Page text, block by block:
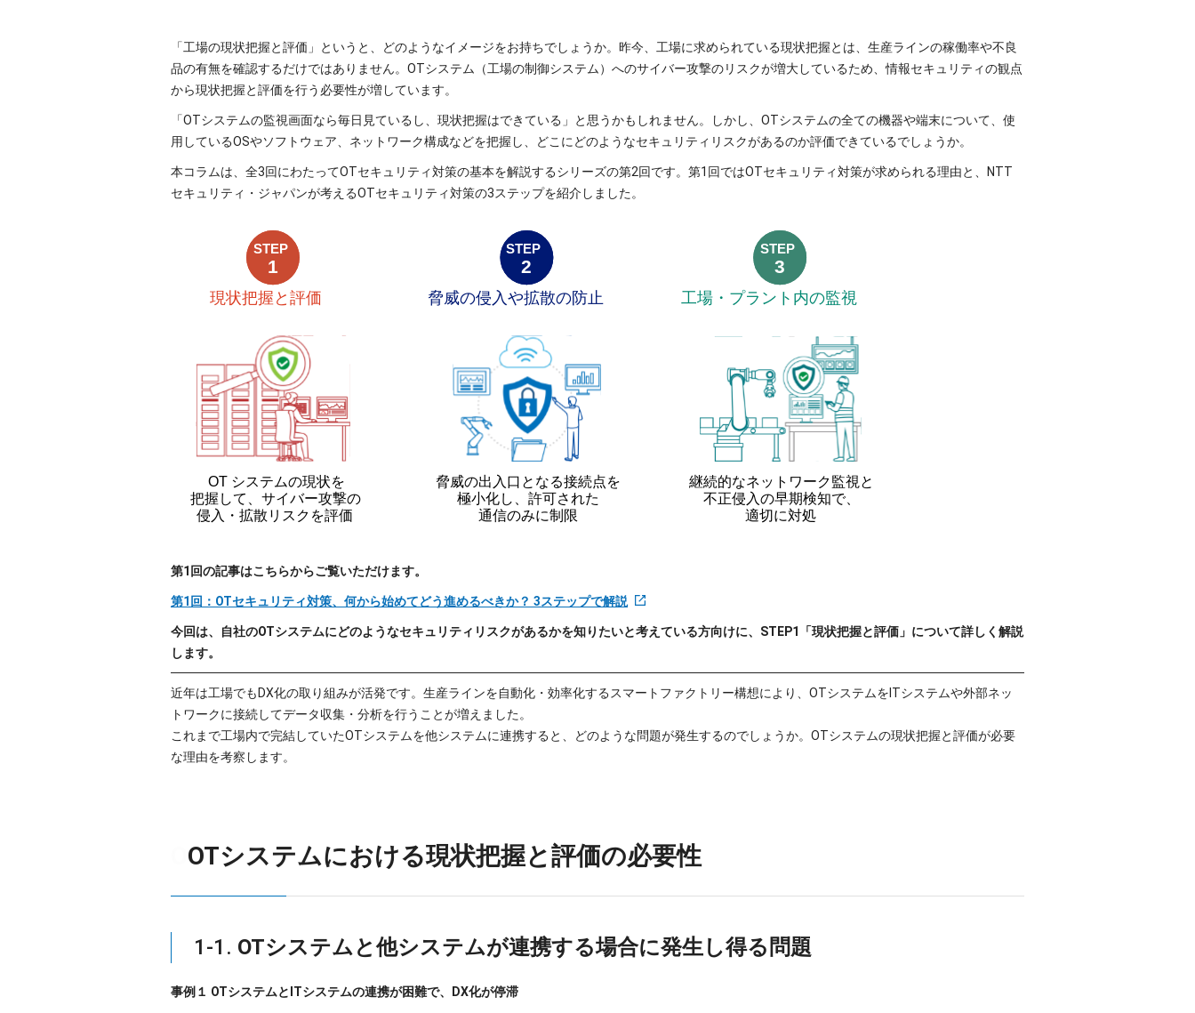
「工場の現状把握と評価」というと、どのようなイメージをお持ちでしょうか。昨今、工場に求められている現状把握とは、生産ラインの稼働率や不良
品の有無を確認するだけではありません。OTシステム（工場の制御システム）へのサイバー攻撃のリスクが増大しているため、情報セキュリティの観点
から現状把握と評価を行う必要性が増しています。
「OTシステムの監視画面なら毎日見ているし、現状把握はできている」と思うかもしれません。しかし、OTシステムの全ての機器や端末について、使
用しているOSやソフトウェア、ネットワーク構成などを把握し、どこにどのようなセキュリティリスクがあるのか評価できているでしょうか。
本コラムは、全3回にわたってOTセキュリティ対策の基本を解説するシリーズの第2回です。第1回ではOTセキュリティ対策が求められる理由と、NTT
セキュリティ・ジャパンが考えるOTセキュリティ対策の3ステップを紹介しました。
第1回の記事はこちらからご覧いただけます。
第1回：OTセキュリティ対策、何から始めてどう進めるべきか？ 3ステップで解説
今回は、自社のOTシステムにどのようなセキュリティリスクがあるかを知りたいと考えている方向けに、STEP1「現状把握と評価」について詳しく解説
します。
近年は工場でもDX化の取り組みが活発です。生産ラインを自動化・効率化するスマートファクトリー構想により、OTシステムをITシステムや外部ネッ
トワークに接続してデータ収集・分析を行うことが増えました。
これまで工場内で完結していたOTシステムを他システムに連携すると、どのような問題が発生するのでしょうか。OTシステムの現状把握と評価が必要
な理由を考察します。
OTシステムにおける現状把握と評価の必要性
1-1. OTシステムと他システムが連携する場合に発生し得る問題
事例１ OTシステムとITシステムの連携が困難で、DX化が停滞